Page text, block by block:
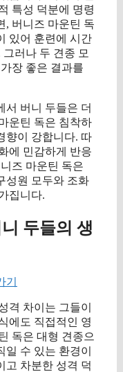
특성 덕분에 명령
, 버니즈 마운틴 독
있어 훈련에 시간
러나 두 견종 모
장 좋은 결과를
서 버니 두들은 더
운틴 독은 침착하
향이 강합니다. 따
에 민감하게 반응
즈 마운틴 독은
성원 모두와 조화
집니다.
두들의 생
격 차이는 그들이
에도 직접적인 영
독은 대형 견종으
수 있는 환경이
고 차분한 성격 덕